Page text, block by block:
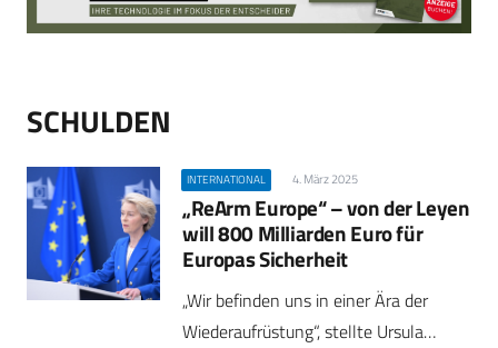
SCHULDEN
INTERNATIONAL 4. März 2025
„ReArm Europe“ – von der Leyen
will 800 Milliarden Euro für
Europas Sicherheit
„Wir befinden uns in einer Ära der
Wiederaufrüstung“, stellte Ursula…